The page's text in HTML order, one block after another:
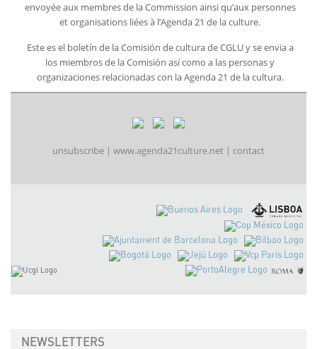
envoyée aux membres de la Commission ainsi qu’aux personnes
et organisations liées à l’Agenda 21 de la culture.
Este es el boletín de la Comisión de cultura de CGLU y se envia a
los miembros de la Comisión así como a las personas y
organizaciones relacionadas con la Agenda 21 de la cultura.
unsubscribe | www.agenda21culture.net | contact
NEWSLETTERS